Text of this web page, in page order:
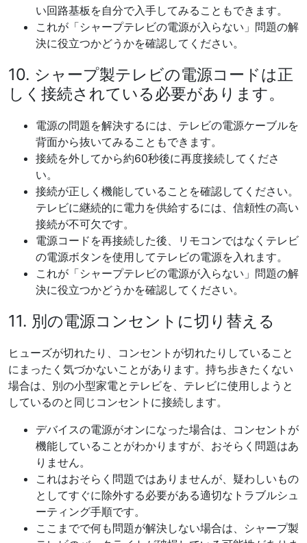
い回路基板を自分で入手してみることもできます。
これが「シャープテレビの電源が入らない」問題の解
決に役立つかどうかを確認してください。
10. シャープ製テレビの電源コードは正
しく接続されている必要があります。
電源の問題を解決するには、テレビの電源ケーブルを
背面から抜いてみることもできます。
接続を外してから約60秒後に再度接続してくださ
い。
接続が正しく機能していることを確認してください。
テレビに継続的に電力を供給するには、信頼性の高い
接続が不可欠です。
電源コードを再接続した後、リモコンではなくテレビ
の電源ボタンを使用してテレビの電源を入れます。
これが「シャープテレビの電源が入らない」問題の解
決に役立つかどうかを確認してください。
11. 別の電源コンセントに切り替える
ヒューズが切れたり、コンセントが切れたりしていること
にまったく気づかないことがあります。持ち歩きたくない
場合は、別の小型家電とテレビを、テレビに使用しようと
しているのと同じコンセントに接続します。
デバイスの電源がオンになった場合は、コンセントが
機能していることがわかりますが、おそらく問題はあ
りません。
これはおそらく問題ではありませんが、疑わしいもの
としてすぐに除外する必要がある適切なトラブルシュ
ーティング手順です。
ここまでで何も問題が解決しない場合は、シャープ製